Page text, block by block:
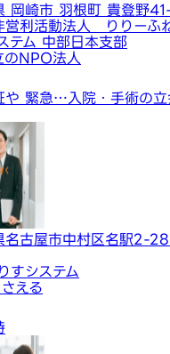
岡崎市 羽根町 貴登野
営利活動法人 りりーふ
テム 中部日本支部
NPO法人
や 緊急… 入院・手術の
名古屋市中村区名駅2-
すシステム
える